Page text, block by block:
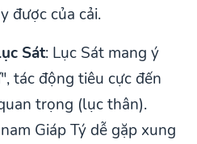
được của cải.
Sát: Lục Sát mang ý
tác động tiêu cực đến
trọng (lục thân).
Giáp Tý dễ gặp xung